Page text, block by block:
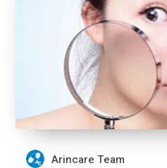
Arincare Team